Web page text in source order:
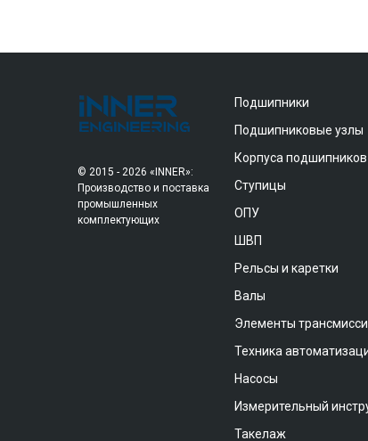
© 2015 - 2026 «INNER»:
Производство и поставка
промышленных
комплектующих
Подшипники
Подшипниковые узлы
Корпуса подшипников
Ступицы
ОПУ
ШВП
Рельсы и каретки
Валы
Элементы
Техника
Насосы
Измерительный
Такелаж